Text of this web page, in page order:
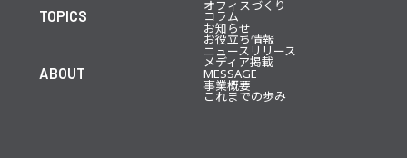
オフィスづくり
TOPICS コラム
お知らせ
お役立ち情報
ニュースリリース
メディア掲載
ABOUT MESSAGE
事業概要
これまでの歩み